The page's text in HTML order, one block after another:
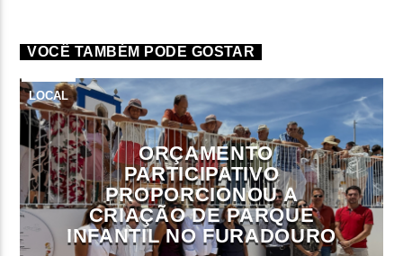
VOCÊ TAMBÉM PODE GOSTAR
LOCAL
ORÇAMENTO
PARTICIPATIVO
PROPORCIONOU A
CRIAÇÃO DE PARQUE
INFANTIL NO FURADOURO